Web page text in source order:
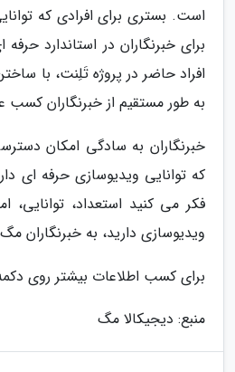
است. بستری برای افرادی که
برای خبرنگاران در استاندارد
افراد حاضر در پروژه تَلِنت، با
به طور مستقیم از خبرنگاران کسب
خبرنگاران به سادگی امکان
که توانایی ویدیوسازی حرفه ای
فکر می کنید استعداد، توانایی،
ویدیوسازی دارید، به خبرنگاران
برای کسب اطلاعات بیشتر روی
منبع: دیجیکالا مگ